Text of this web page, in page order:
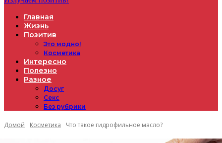
Главная
Жизнь
Позитив
Это модно!
Косметика
Интересно
Полезно
Разное
Досуг
Секс
Без рубрики
Домой Косметика Что такое гидрофильное масло?